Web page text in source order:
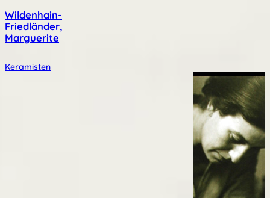
Wildenhain-
Friedländer,
Marguerite
Keramisten